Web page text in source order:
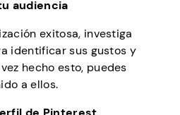
audiencia
exitosa, investiga
identificar sus gustos y
hecho esto, puedes
a ellos.